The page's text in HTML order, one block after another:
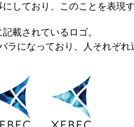
しており、このことを表現
載されているロゴ。
ラになっており、人それぞれ